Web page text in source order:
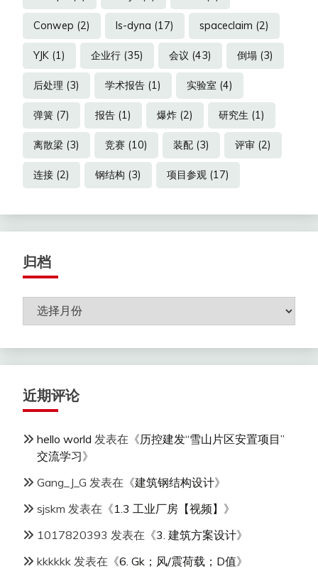
Conwep (2) ls-dyna (17) spaceclaim (2)
YJK (1) 企业行 (35) 会议 (43) 倒塌 (3)
后处理 (3) 学术报告 (1) 实验室 (4)
弹簧 (7) 报告 (1) 爆炸 (2) 研究生 (1)
离散梁 (3) 竞赛 (10) 装配 (3) 评审 (2)
连接 (2) 钢结构 (3) 项目参观 (17)
归档
档
近期评论
hello world 发表在《历控建发“雪山片区安置项目”
交流学习》
Gang_J_G 发表在《建筑钢结构设计》
sjskm 发表在《1.3 工业厂房【视频】 》
1017820393 发表在《3. 建筑方案设计》
kkkkkk 发表在《6. Gk；风/震荷载；D值》